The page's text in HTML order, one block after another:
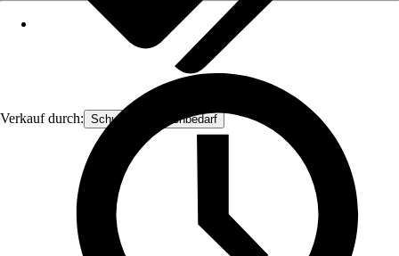
Verkauf durch: Schuster-Floristenbedarf